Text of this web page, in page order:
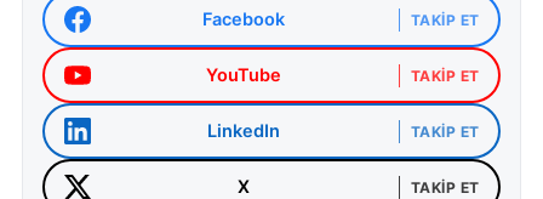
Facebook TAKIP ET
YouTube TAKIP ET
LinkedIn TAKIP ET
X TAKIP ET